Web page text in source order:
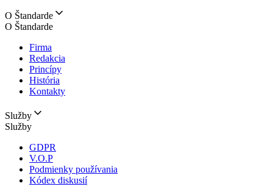
O Štandarde
O Štandarde
Firma
Redakcia
Princípy
História
Kontakty
Služby
Služby
GDPR
V.O.P
Podmienky používania
Kódex diskusií